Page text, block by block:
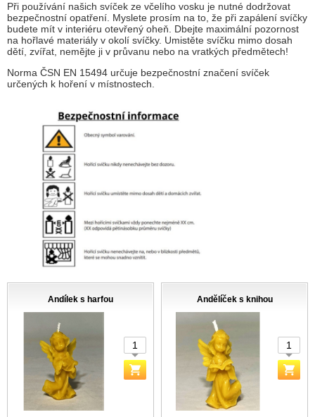
Při používání našich svíček ze včelího vosku je nutné dodržovat
bezpečnostní opatření. Myslete prosím na to, že při zapálení svíčky
budete mít v interiéru otevřený oheň. Dbejte maximální pozornost
na hořlavé materiály v okolí svíčky. Umistěte svíčku mimo dosah
dětí, zvířat, nemějte ji v průvanu nebo na vratkých předmětech!
Norma ČSN EN 15494 určuje bezpečnostní značení svíček
určených k hoření v místnostech.
Andílek s harfou Andělíček s knihou